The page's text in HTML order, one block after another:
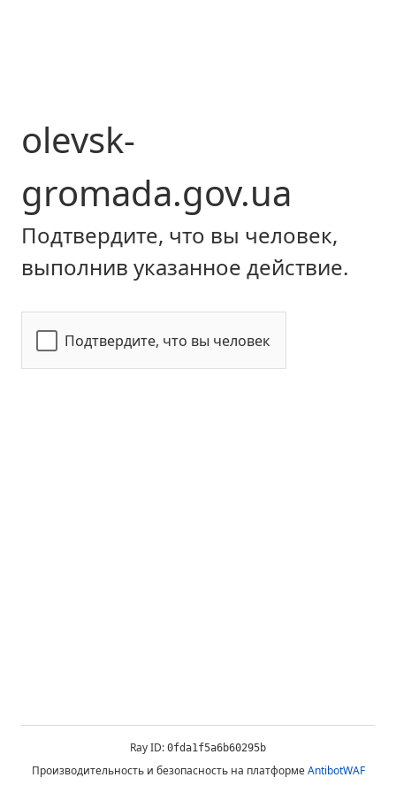
olevsk-
gromada.gov.ua
Подтвердите, что вы человек,
выполнив указанное действие.
Подтвердите, что вы человек
Ray ID: 0fda1f5a6b60295b
Производительность и безопасность на платформеAntibotWAF